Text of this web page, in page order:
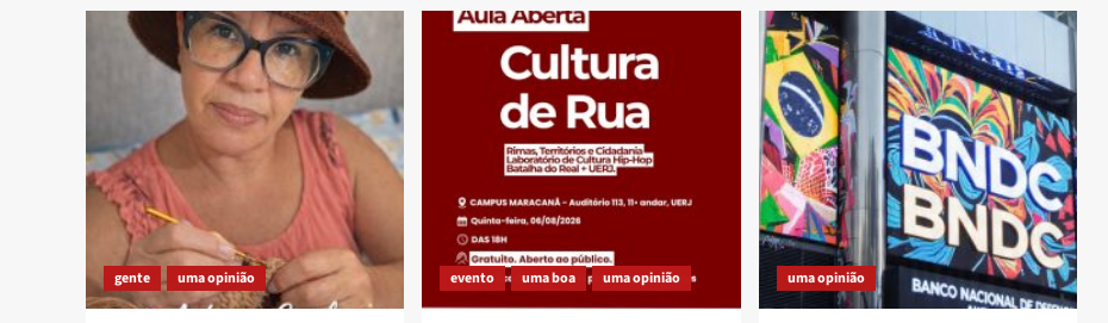
gente uma opinião evento uma boa uma opinião uma opinião